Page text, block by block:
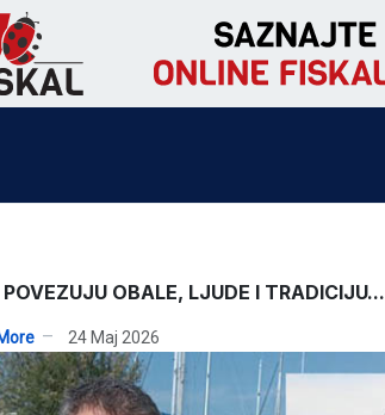
POVEZUJU OBALE, LJUDE I TRADICIJU...
24 Maj 2026